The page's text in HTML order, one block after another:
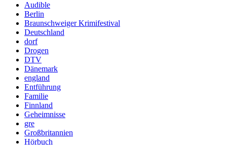
Audible
Berlin
Braunschweiger Krimifestival
Deutschland
dorf
Drogen
DTV
Dänemark
england
Entführung
Familie
Finnland
Geheimnisse
gre
Großbritannien
Hörbuch